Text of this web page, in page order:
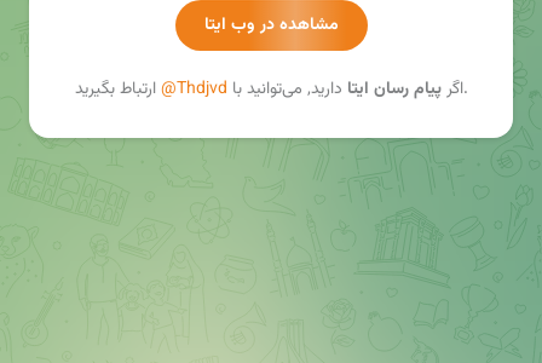
مشاهده در وب ایتا
اگرپیام رسان ایتا دارید, می‌توانید با @Thdjvd ارتباط بگیرید.